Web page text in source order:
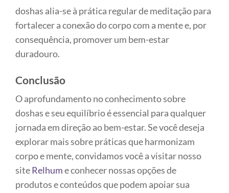
doshas alia-se à prática regular de meditação para
fortalecer a conexão do corpo com a mente e, por
consequência, promover um bem-estar
duradouro.
Conclusão
O aprofundamento no conhecimento sobre
doshas e seu equilíbrio é essencial para qualquer
jornada em direção ao bem-estar. Se você deseja
explorar mais sobre práticas que harmonizam
corpo e mente, convidamos você a visitar nosso
siteRelhume conhecer nossas opções de
produtos e conteúdos que podem apoiar sua